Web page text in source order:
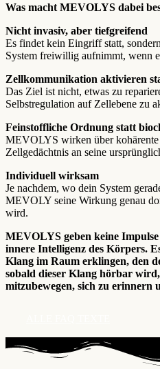
Was macht MEVOLYS dabei
Nicht invasiv, aber tiefgreifend
Es findet kein Eingriff statt,
System freiwillig aufnimmt, wenn
Zellkommunikation aktivieren
Das Ziel ist nicht, etwas zu
Selbstregulation auf Zellebene zu
Feinstoffliche Ordnung statt
MEVOLYS wirken über
Zellgedächtnis an seine
Individuell wirksam
Je nachdem, wo dein System
MEVOLY seine Wirkung genau
wird.
MEVOLYS geben keine
innere Intelligenz des Körpers.
Klang im Raum erklingen, den
sobald dieser Klang hörbar
mitzubewegen, sich zu erinnern